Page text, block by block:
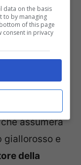
Tra
anno diSerie
proprio Sarri
per la
della
di questa si
assumerà
giallorosso e
della
data on the basis
to by managing
of this page
consent in privacy